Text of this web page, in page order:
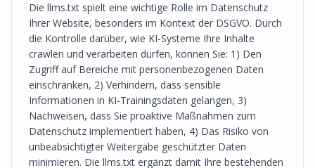
Die llms.txt spielt eine wichtige Rolle im Datenschutz
Ihrer Website, besonders im Kontext der DSGVO. Durch
die Kontrolle darüber, wie KI-Systeme Ihre Inhalte
crawlen und verarbeiten dürfen, können Sie: 1) Den
Zugriff auf Bereiche mit personenbezogenen Daten
einschränken, 2) Verhindern, dass sensible
Informationen in KI-Trainingsdaten gelangen, 3)
Nachweisen, dass Sie proaktive Maßnahmen zum
Datenschutz implementiert haben, 4) Das Risiko von
unbeabsichtigter Weitergabe geschützter Daten
minimieren. Die llms.txt ergänzt damit Ihre bestehenden